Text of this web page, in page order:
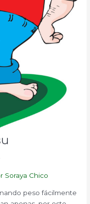
Soraya Chico
peso fácilmente